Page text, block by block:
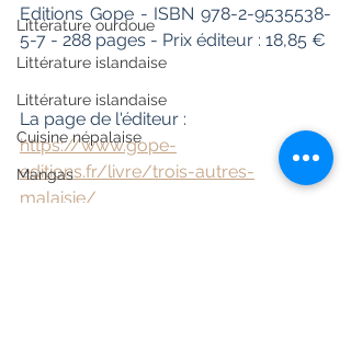
Littérature ourdoue
Littérature islandaise
Littérature islandaise
Cuisine népalaise
Mangas
Editions Gope - ISBN 978-2-9535538-
5-7 - 288 pages - Prix éditeur : 18,85 €
La page de l'éditeur :
https://www.gope-
editions.fr/livre/trois-autres-
malaisie/